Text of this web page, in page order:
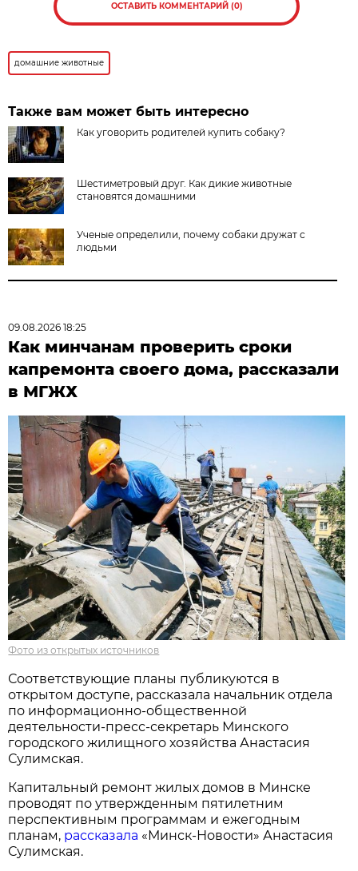
ОСТАВИТЬ КОММЕНТАРИЙ (0)
домашние животные
Также вам может быть интересно
Как уговорить родителей купить собаку?
Шестиметровый друг. Как дикие животные
становятся домашними
Ученые определили, почему собаки дружат с
людьми
09.08.2026 18:25
Как минчанам проверить сроки
капремонта своего дома, рассказали
в МГЖХ
Фото из открытых источников
Соответствующие планы публикуются в
открытом доступе, рассказала начальник отдела
по информационно-общественной
деятельности-пресс-секретарь Минского
городского жилищного хозяйства Анастасия
Сулимская.
Капитальный ремонт жилых домов в Минске
проводят по утвержденным пятилетним
перспективным программам и ежегодным
планам, рассказала «Минск-Новости» Анастасия
Сулимская.